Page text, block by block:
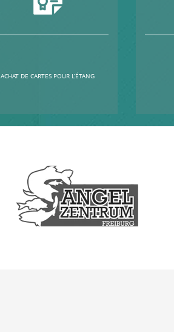
ACHAT DE CARTES POUR L’ÉTANG